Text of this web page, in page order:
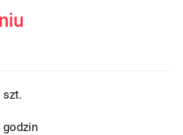
szt.
godzin